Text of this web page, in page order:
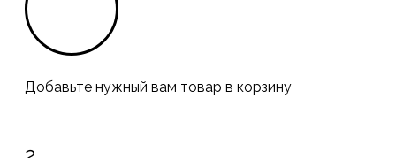
Добавьте нужный вам товар в корзину